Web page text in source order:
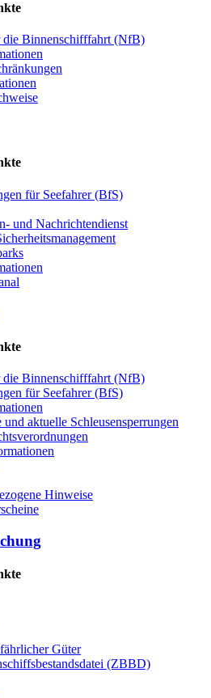
die Binnenschifffahrt (NfB)
für Seefahrer (BfS)
und Nachrichtendienst
die Binnenschifffahrt (NfB)
für Seefahrer (BfS)
aktuelle Schleusensperrungen
Hinweise
Güter
(ZBBD)